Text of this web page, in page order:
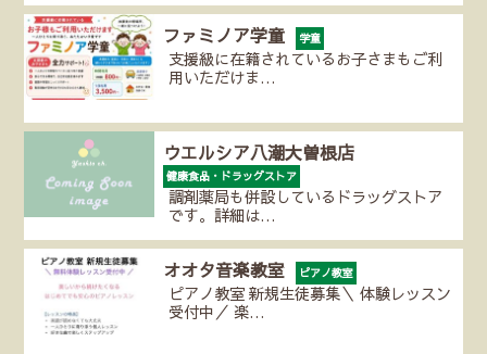
ファミノア学童 学童
支援級に在籍されているお子さまもご利
用いただけま…
ウエルシア八潮大曽根店
健康食品・ドラッグストア
調剤薬局も併設しているドラッグストア
です。詳細は…
オオタ音楽教室 ピアノ教室
ピアノ教室 新規生徒募集＼ 体験レッスン
受付中／ 楽…